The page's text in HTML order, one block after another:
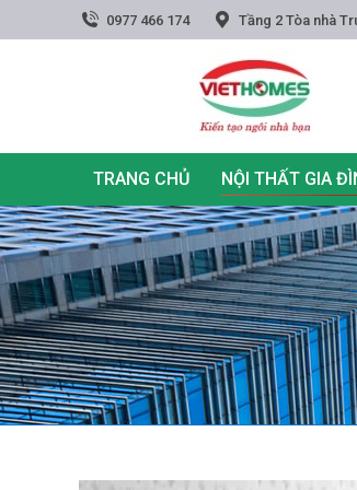
0977 466 174 Tầng 2 Tòa nhà
TRANG CHỦ NỘI THẤT GIA